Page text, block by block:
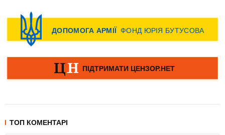
ТОП КОМЕНТАРІ